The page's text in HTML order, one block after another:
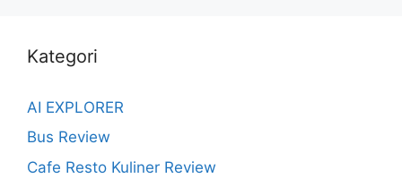
Kategori
AI EXPLORER
Bus Review
Cafe Resto Kuliner Review